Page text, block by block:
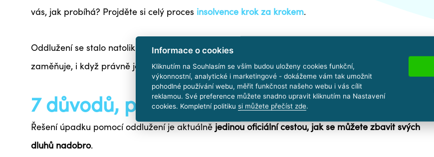
vás, jak probíhá? Projděte si celý proces insolvence krok za krokem.
Oddlužení se stalo natolik rozšířeným, že se ve veřejném prostoru často s pojmem insolvence
zaměňuje, i když právně jde o odlišné pojmy.
7 důvodů, proč je insolvence výhodná
Řešení úpadku pomocí oddlužení je aktuálnějedinou oficiální cestou, jak se můžete zbavit svých
dluhů nadobro.
Informace o cookies
Kliknutím na Souhlasím se vším budou uloženy cookies funkční,
výkonnostní, analytické i marketingové - dokážeme vám tak umožnit
pohodlné používání webu, měřit funkčnost našeho webu i vás cílit
reklamou. Své preference můžete snadno upravit kliknutím na Nastavení
cookies. Kompletní politiku si můžete přečíst zde.